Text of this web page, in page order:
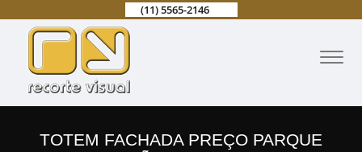
(11) 5565-2146
TOTEM FACHADA PREÇO PARQUE